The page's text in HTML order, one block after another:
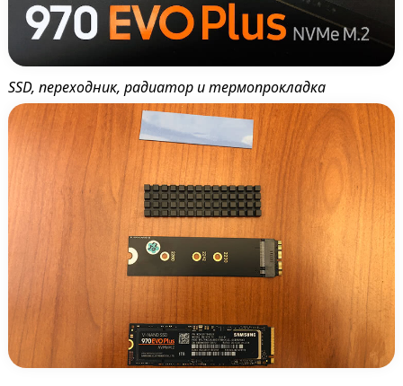
SSD, переходник, радиатор и термопрокладка